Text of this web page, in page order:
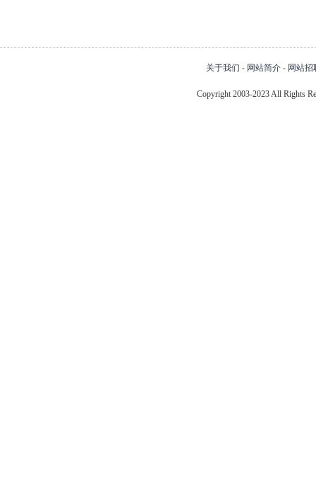
关于我们 - 网站简介 - 网站招
Copyright 2003-2023 All Rights